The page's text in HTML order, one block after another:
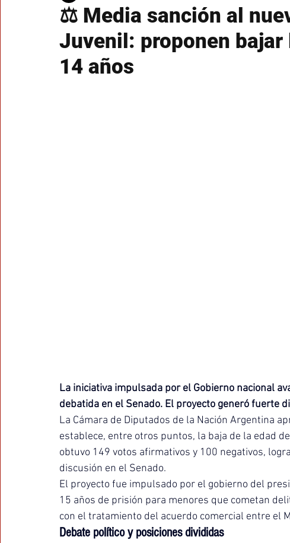
⚖️ Media sanción al
Juvenil: proponen
14 años
La iniciativa impulsada por el Gobierno nacional
debatida en el Senado. El proyecto generó fuerte
La Cámara de Diputados de la Nación Argentina
establece, entre otros puntos, la baja de la edad
obtuvo 149 votos afirmativos y 100 negativos,
discusión en el Senado.
El proyecto fue impulsado por el gobierno del
15 años de prisión para menores que cometan
con el tratamiento del acuerdo comercial entre el
Debate político y posiciones divididas